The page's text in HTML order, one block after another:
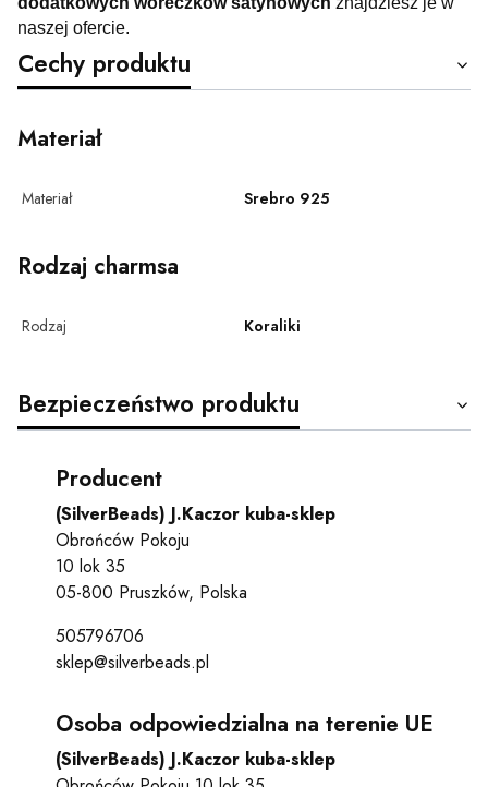
naszej ofercie.
Cechy produktu
Materiał
Materiał Srebro 925
Rodzaj charmsa
Rodzaj Koraliki
Bezpieczeństwo produktu
Producent
(SilverBeads) J.Kaczor kuba-sklep
Obrońców Pokoju
10 lok 35
05-800 Pruszków, Polska
505796706
sklep@silverbeads.pl
Osoba odpowiedzialna na terenie UE
(SilverBeads) J.Kaczor kuba-sklep